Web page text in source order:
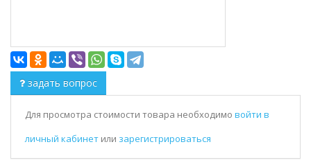
задать вопрос
Для просмотра стоимости товара необходимо войти в
личный кабинет или зарегистрироваться